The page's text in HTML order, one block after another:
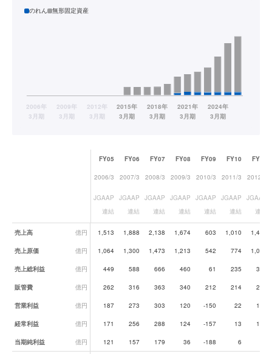
のれん 無形固定資産
業績データ一覧
FY05 FY06 FY07 FY08 FY09 FY10 FY11
2006/3 2007/3 2008/3 2009/3 2010/3 2011/3 2012/3
JGAAP
連結
JGAAP
連結
JGAAP
連結
JGAAP
連結
JGAAP
連結
JGAAP
連結
JGAAP
連結
売上高 億円 1,513 1,888 2,138 1,674 603 1,010 1,406
売上原価 億円 1,064 1,300 1,473 1,213 542 774 1,023
売上総利益 億円 449 588 666 460 61 235 382
販管費 億円 262 316 363 340 212 214 269
営業利益 億円 187 273 303 120 -150 22 113
経常利益 億円 171 256 288 124 -157 13 102
当期純利益 億円 121 157 179 36 -188 6